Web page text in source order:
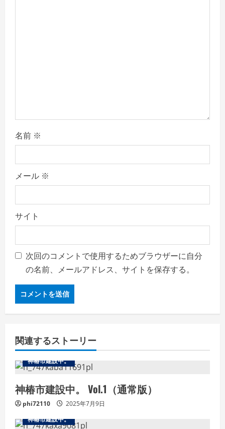
名前 ※
メール ※
サイト
次回のコメントで使用するためブラウザーに自分
の名前、メールアドレス、サイトを保存する。
関連するストーリー
神椿市建設中。
神椿市建設中。 Vol.1（通常版）
phi72110
2025年7月9日
神椿市建設中。